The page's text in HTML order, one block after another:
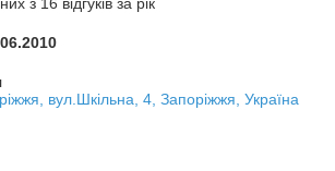
вул.Шкільна, 4, Запоріжжя, Україна